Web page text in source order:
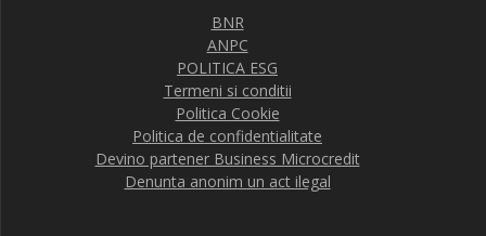
BNR
ANPC
POLITICA ESG
Termeni si conditii
Politica Cookie
Politica de confidentialitate
Devino partener Business Microcredit
Denunta anonim un act ilegal